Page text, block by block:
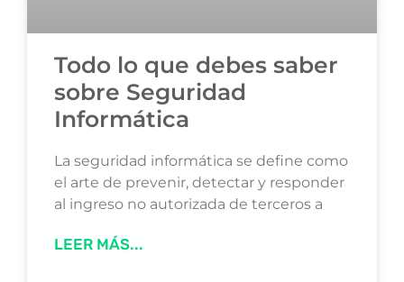
Todo lo que debes saber
sobre Seguridad
Informática
La seguridad informática se define como
el arte de prevenir, detectar y responder
al ingreso no autorizada de terceros a
LEER MÁS...